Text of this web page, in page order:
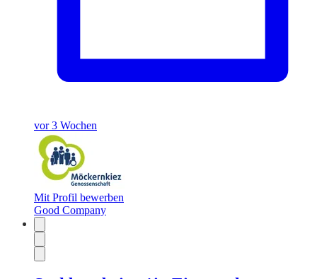
vor 3 Wochen
Mit Profil bewerben
Good Company